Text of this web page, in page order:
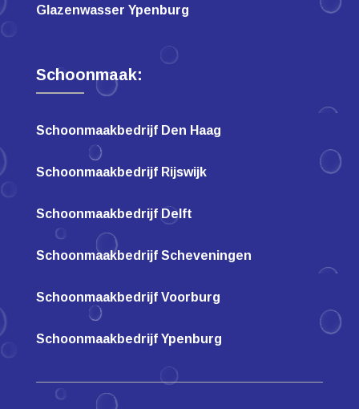
Glazenwasser Ypenburg
Schoonmaak:
Schoonmaakbedrijf Den Haag
Schoonmaakbedrijf Rijswijk
Schoonmaakbedrijf Delft
Schoonmaakbedrijf Scheveningen
Schoonmaakbedrijf Voorburg
Schoonmaakbedrijf Ypenburg